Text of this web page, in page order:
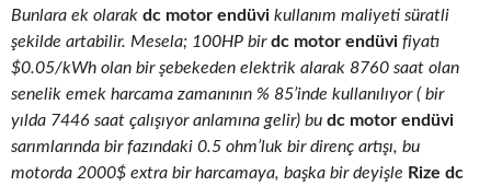
Bunlara ek olarak dc motor endüvi kullanım maliyeti süratli
şekilde artabilir. Mesela; 100HP birdc motor endüvi fiyatı
$0.05/kWh olan bir şebekeden elektrik alarak 8760 saat olan
senelik emek harcama zamanının % 85’inde kullanılıyor ( bir
yılda 7446 saat çalışıyor anlamına gelir) bu dc motor endüvi
sarımlarında bir fazındaki 0.5 ohm’luk bir direnç artışı, bu
motorda 2000$ extra bir harcamaya, başka bir deyişle Rize dc